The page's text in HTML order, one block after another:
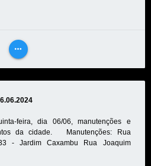
more_horiz
VEJA
feira, dia 06/06, manutenções e
da cidade. Manutenções: Rua
- Jardim Caxambu Rua Joaquim